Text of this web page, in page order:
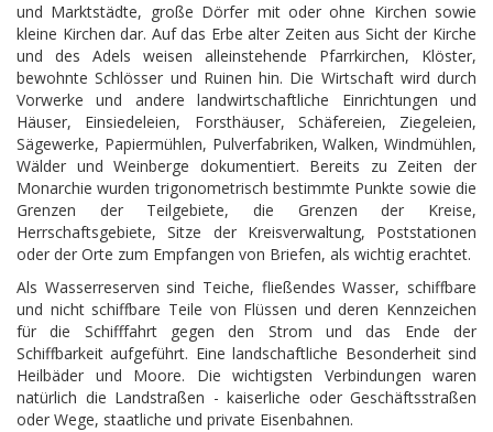
und Marktstädte, große Dörfer mit oder ohne Kirchen sowie
kleine Kirchen dar. Auf das Erbe alter Zeiten aus Sicht der Kirche
und des Adels weisen alleinstehende Pfarrkirchen, Klöster,
bewohnte Schlösser und Ruinen hin. Die Wirtschaft wird durch
Vorwerke und andere landwirtschaftliche Einrichtungen und
Häuser, Einsiedeleien, Forsthäuser, Schäfereien, Ziegeleien,
Sägewerke, Papiermühlen, Pulverfabriken, Walken, Windmühlen,
Wälder und Weinberge dokumentiert. Bereits zu Zeiten der
Monarchie wurden trigonometrisch bestimmte Punkte sowie die
Grenzen der Teilgebiete, die Grenzen der Kreise,
Herrschaftsgebiete, Sitze der Kreisverwaltung, Poststationen
oder der Orte zum Empfangen von Briefen, als wichtig erachtet.
Als Wasserreserven sind Teiche, fließendes Wasser, schiffbare
und nicht schiffbare Teile von Flüssen und deren Kennzeichen
für die Schifffahrt gegen den Strom und das Ende der
Schiffbarkeit aufgeführt. Eine landschaftliche Besonderheit sind
Heilbäder und Moore. Die wichtigsten Verbindungen waren
natürlich die Landstraßen - kaiserliche oder Geschäftsstraßen
oder Wege, staatliche und private Eisenbahnen.